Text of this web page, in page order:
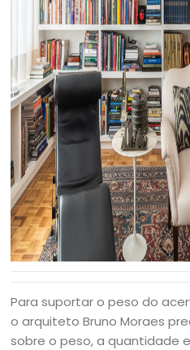
Para suportar o peso do
o arquiteto Bruno Moraes
sobre o peso, a quantidade